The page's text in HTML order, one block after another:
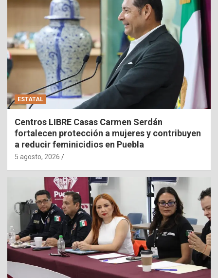
ESTATAL
Centros LIBRE Casas Carmen Serdán
fortalecen protección a mujeres y contribuyen
a reducir feminicidios en Puebla
5 agosto, 2026